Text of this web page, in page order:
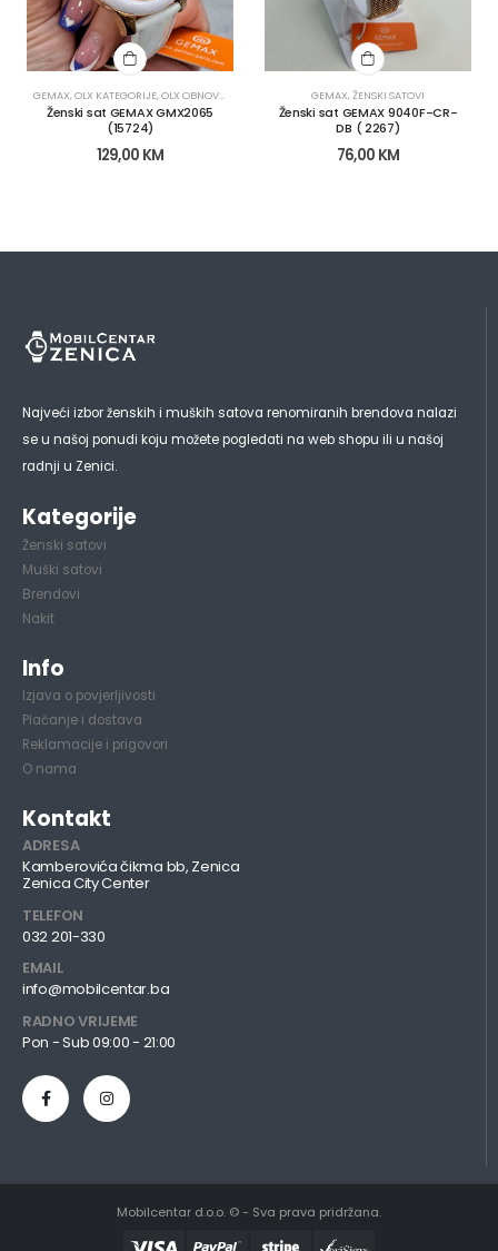
GEMAX,OLX KATEGORIJE,OLX OBNOVA ŽENSKI SATOVI
Ženski sat GEMAX GMX2065
(15724)
129,00 KM
GEMAX,ŽENSKI SATOVI
Ženski sat GEMAX 9040F-CR-
DB ( 2267)
76,00 KM
Najveći izbor ženskih i muških satova renomiranih brendova nalazi
se u našoj ponudi koju možete pogledati na web shopu ili u našoj
radnji u Zenici.
Kategorije
Ženski satovi
Muški satovi
Brendovi
Nakit
Info
Izjava o povjerljivosti
Plaćanje i dostava
Reklamacije i prigovori
O nama
Kontakt
ADRESA
Kamberovića čikma bb, Zenica
Zenica City Center
TELEFON
032 201-330
EMAIL
info@mobilcentar.ba
RADNO VRIJEME
Pon - Sub 09:00 - 21:00
Mobilcentar d.o.o. © - Sva prava pridržana.